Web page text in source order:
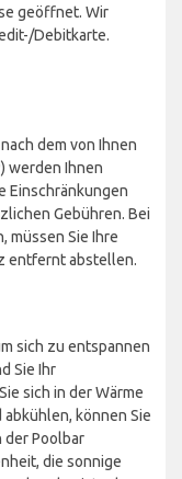
geöffnet. Wir
Debitkarte.
dem von Ihnen
werden Ihnen
Einschränkungen
Gebühren. Bei
müssen Sie Ihre
entfernt abstellen.
sich zu entspannen
Sie Ihr
sich in der Wärme
abkühlen, können Sie
der Poolbar
die sonnige